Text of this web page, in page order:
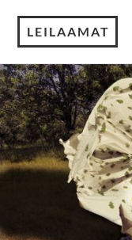
LEILAAMAT